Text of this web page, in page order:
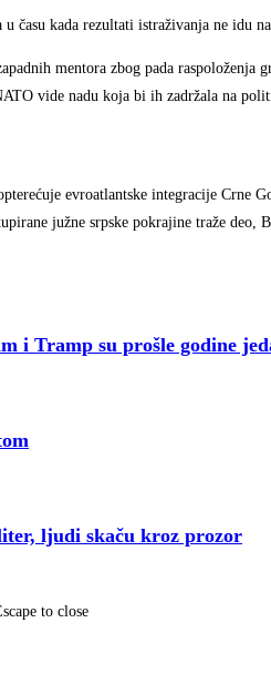
u času kada rezultati istraživanja ne
mentora zbog pada
vide nadu koja bi ih zadržala na
evroatlantske integracije Crne
južne srpske pokrajine traže
i Tramp su prošle godine
ljudi skaču kroz prozor
to close